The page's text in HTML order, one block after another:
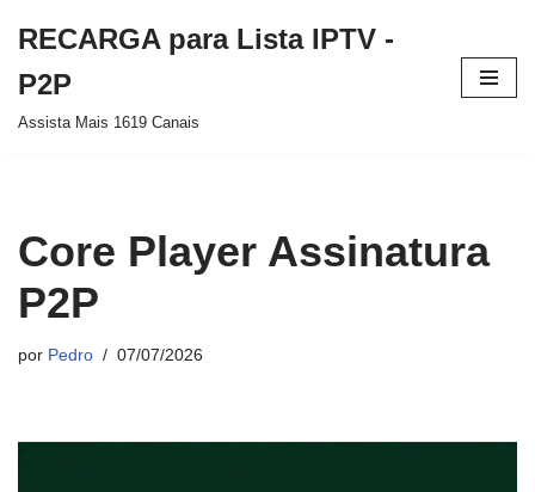
para
o
RECARGA para Lista IPTV -
P2P
Assista Mais 1619 Canais
Core Player Assinatura
P2P
por Pedro 07/07/2026